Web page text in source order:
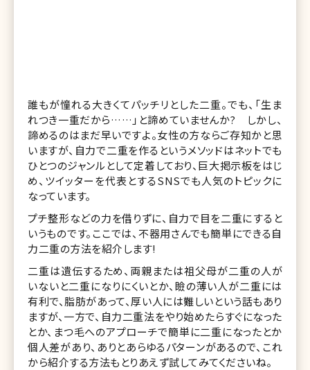
誰もが憧れる大きくてパッチリとした二重。でも、「生ま
れつき一重だから……」と諦めていませんか? しかし、
諦めるのはまだ早いですよ。女性の方ならご存知かと思
いますが、自力で二重を作るというメソッドはネットでも
ひとつのジャンルとして定着しており、巨大掲示板をはじ
め、ツイッターを代表とするSNSでも人気のトピックに
なっています。
プチ整形などの力を借りずに、自力で目を二重にすると
いうものです。ここでは、不器用さんでも簡単にできる自
力二重の方法を紹介します!
二重は遺伝するため、両親または祖父母が二重の人が
いないと二重になりにくいとか、瞼の薄い人が二重には
有利で、脂肪があって、厚い人には難しいという話もあり
ますが、一方で、自力二重法をやり始めたらすぐになった
とか、まつ毛へのアプローチで簡単に二重になったとか
個人差があり、ありとあらゆるパターンがあるので、これ
から紹介する方法もとりあえず試してみてくださいね。